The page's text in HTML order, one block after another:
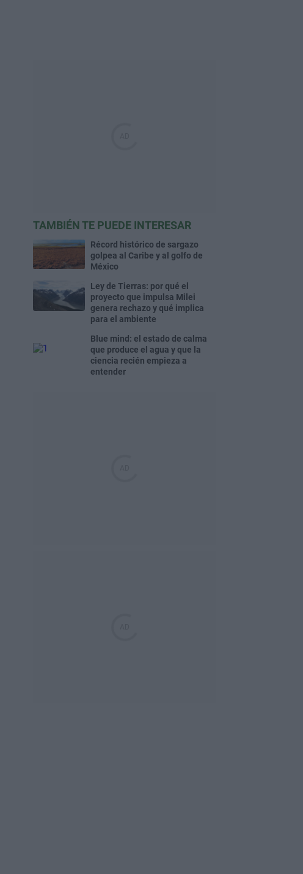
TAMBIÉN TE PUEDE INTERESAR
Récord histórico de sargazo
golpea al Caribe y al golfo de
México
Ley de Tierras: por qué el
proyecto que impulsa Milei
genera rechazo y qué implica
para el ambiente
Blue mind: el estado de calma
que produce el agua y que la
ciencia recién empieza a
entender